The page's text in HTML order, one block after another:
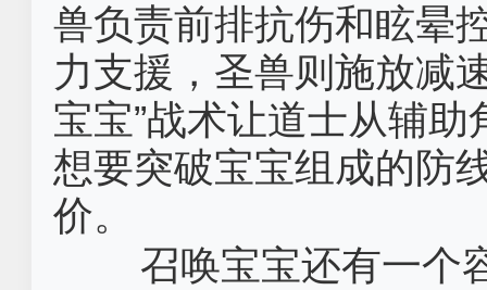
兽负责前排抗伤和眩晕
力支援，圣兽则施放减
宝宝”战术让道士从辅
想要突破宝宝组成的防
价。
召唤宝宝还有一